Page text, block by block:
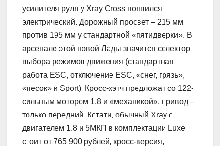
усилителя руля у Xray Cross появился
электрический. Дорожный просвет – 215 мм
против 195 мм у стандартной «пятидверки». В
арсенале этой новой Лады значится селектор
выбора режимов движения (стандартная
работа ESC, отключение ESC, «снег, грязь»,
«песок» и Sport). Кросс-хэтч предложат со 122-
сильным мотором 1.8 и «механикой», привод –
только передний. Кстати, обычный Xray с
двигателем 1.8 и 5МКП в комплектации Luxe
стоит от 765 900 рублей, кросс-версия,